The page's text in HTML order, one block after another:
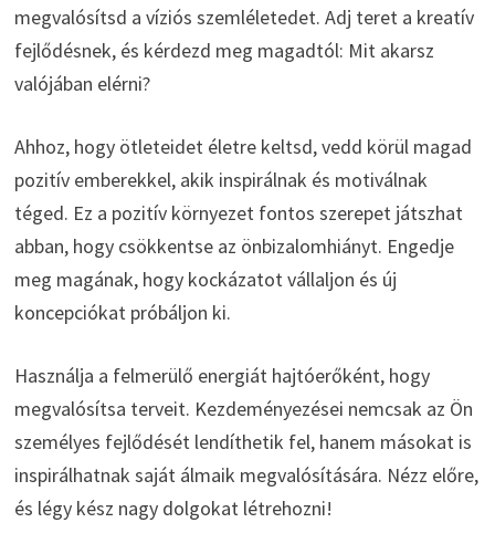
megvalósítsd a víziós szemléletedet. Adj teret a kreatív
fejlődésnek, és kérdezd meg magadtól: Mit akarsz
valójában elérni?
Ahhoz, hogy ötleteidet életre keltsd, vedd körül magad
pozitív emberekkel, akik inspirálnak és motiválnak
téged. Ez a pozitív környezet fontos szerepet játszhat
abban, hogy csökkentse az önbizalomhiányt. Engedje
meg magának, hogy kockázatot vállaljon és új
koncepciókat próbáljon ki.
Használja a felmerülő energiát hajtóerőként, hogy
megvalósítsa terveit. Kezdeményezései nemcsak az Ön
személyes fejlődését lendíthetik fel, hanem másokat is
inspirálhatnak saját álmaik megvalósítására. Nézz előre,
és légy kész nagy dolgokat létrehozni!